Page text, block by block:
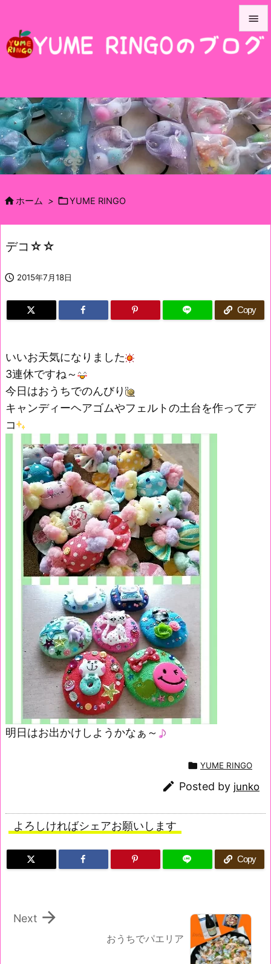



前へ

次へ

ホーム > YUME RINGO
デコ☆☆
 2015年7月18日
Copy
いいお天気になりました
3連休ですね～
今日はおうちでのんびり
キャンディーヘアゴムやフェルトの土台を作ってデ
コ
明日はお出かけしようかなぁ～
 YUME RINGO
 Posted by junko
よろしければシェアお願いします
Copy
おうちでパエリア

Next